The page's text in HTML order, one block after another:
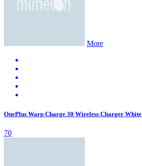
More
OnePlus Warp Charge 30 Wireless Charger White
70